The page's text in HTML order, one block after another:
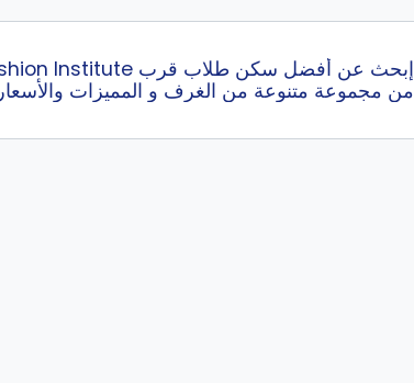
من مجموعة متنوعة من الغرف و المميزات والأسعار